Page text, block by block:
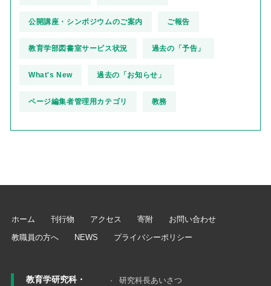
公開講座・シンポジウムのご案内 ご報告
教育学部図書室サービス状況 過去の「予告」
What's New 過去の「お知らせ」
ページ編集者管理用カテゴリ 教務
ホーム 刊行物 アクセス 寄附
お問い合わせ
教職員の方へ
NEWS プライバシーポリシー
教育学研究科・
研究科長あいさつ